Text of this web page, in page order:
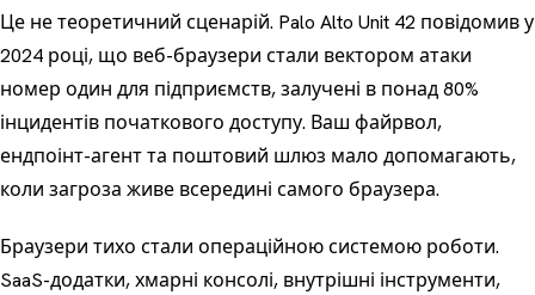
Це не теоретичний сценарій. Palo Alto Unit 42 повідомив у
2024 році, що веб-браузери стали вектором атаки
номер один для підприємств, залучені в понад 80%
інцидентів початкового доступу. Ваш файрвол,
ендпоінт-агент та поштовий шлюз мало допомагають,
коли загроза живе всередині самого браузера.
Браузери тихо стали операційною системою роботи.
SaaS-додатки, хмарні консолі, внутрішні інструменти,